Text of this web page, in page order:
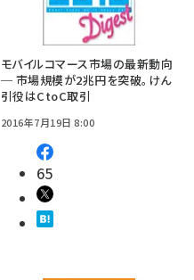
モバイルコマース市場の最新動向
─ 市場規模が2兆円を突破。けん
引役はCtoC取引
2016年7月19日 8:00
65